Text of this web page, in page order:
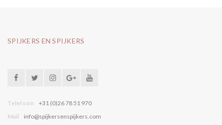
SPIJKERS EN SPIJKERS
Telefoon
+31 (0)26 78 51 970
Mail
info@spijkersenspijkers.com